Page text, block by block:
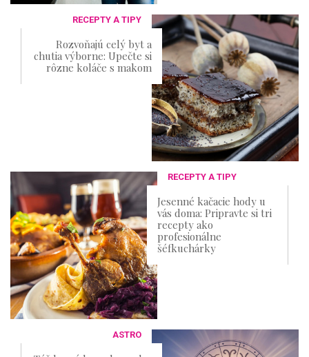
RECEPTY A TIPY
Rozvoňajú celý byt a
chutia výborne: Upečte si
rôzne koláče s makom
RECEPTY A TIPY
Jesenné kačacie hody u
vás doma: Pripravte si tri
recepty ako
profesionálne
šéfkuchárky
ASTRO